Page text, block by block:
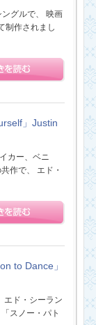
グルで、 映画
制作されまし
」Justin
カー、ベニ
作で、 エド・
to Dance」
エド・シーラン
スノー・パト